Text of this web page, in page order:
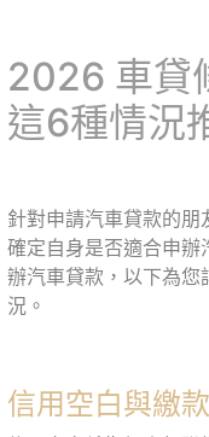
2026 車貸
這6種情況
針對申請汽車貸款的
確定自身是否適合申
辦汽車貸款，以下為
況。
信用空白與繳